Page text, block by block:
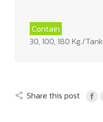
Contain
30, 100, 180 Kg./Tank
Share this post